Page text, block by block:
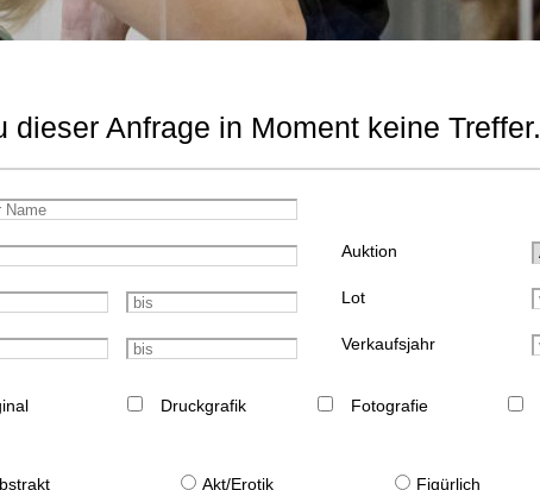
dieser Anfrage in Moment keine Treffer.
Auktion
Lot
Verkaufsjahr
Druckgrafik Fotografie
Akt/Erotik Figürlich